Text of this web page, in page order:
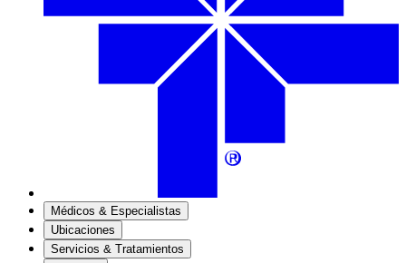
Médicos & Especialistas
Ubicaciones
Servicios & Tratamientos